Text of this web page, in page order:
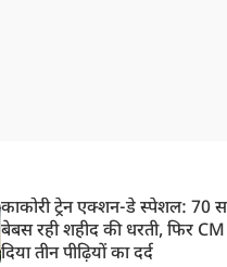
काकोरी ट्रेन एक्शन-डे स्पेशल: 70
बेबस रही शहीद की धरती, फिर CM
दिया तीन पीढ़ियों का दर्द